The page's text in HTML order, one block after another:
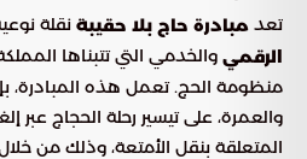
تعد مبادرة حاج بلا حقيبة نقلة
الرقمي والخدمي التي تتبناها
منظومة الحج. تعمل هذه المبادرة،
والعمرة، على تيسير رحلة الحجاج عبر
المتعلقة بنقل الأمتعة، وذلك من